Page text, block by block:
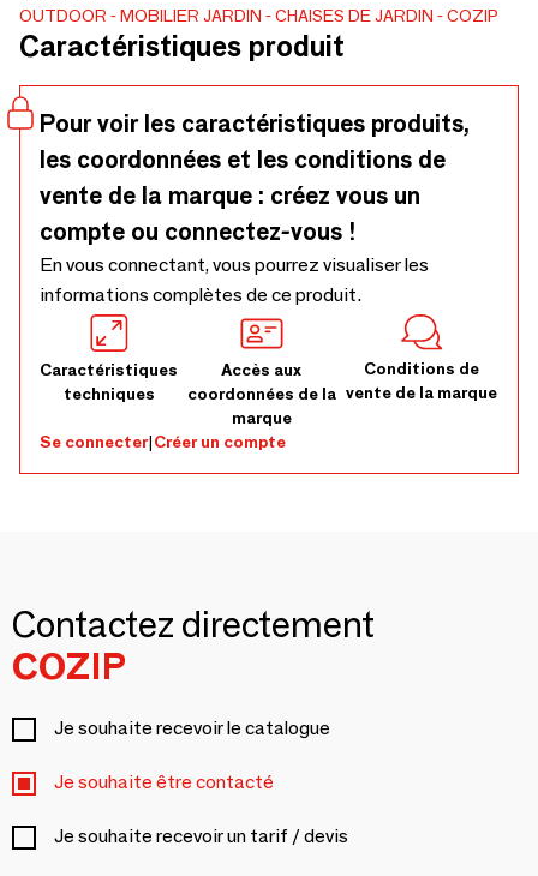
Résistant aux UV, sa housse en tissu batyline waterproof,
vous permet de le nettoyer facilement au jet d'eau et au
et respirante Attention eau de javel pure et "chlore choc"
interdit. Conforme à la norme NF ISO 25649-1/2/3 Norme
internationale obligatoire pour tout produit flottant.
OUTDOOR MOBILIER JARDIN CHAISES DE JARDIN COZIP
Caractéristiques produit
Pour voir les caractéristiques produits,
les coordonnées et les conditions de
vente de la marque : créez vous un
compte ou connectez-vous !
En vous connectant, vous pourrez visualiser les
informations complètes de ce produit.
Caractéristiques
techniques
Accès aux
coordonnées de la
marque
Conditions de
vente de la marque
Se connecter|Créer un compte
Contactez directement
COZIP
Je souhaite recevoir le catalogue
Je souhaite être contacté
Je souhaite recevoir un tarif / devis